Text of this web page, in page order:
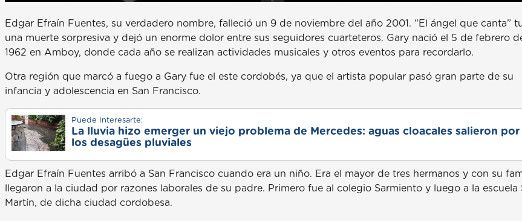
Edgar Efraín Fuentes, su verdadero nombre, falleció un 9 de noviembre del año 2001. “El ángel que canta”
una muerte sorpresiva y dejó un enorme dolor entre sus seguidores cuarteteros. Gary nació el 5 de febrero
1962 en Amboy, donde cada año se realizan actividades musicales y otros eventos para recordarlo.
Otra región que marcó a fuego a Gary fue el este cordobés, ya que el artista popular pasó gran parte de su
infancia y adolescencia en San Francisco.
Puede Interesarte:
La lluvia hizo emerger un viejo problema de Mercedes: aguas cloacales salieron por
los desagües pluviales
Edgar Efraín Fuentes arribó a San Francisco cuando era un niño. Era el mayor de tres hermanos y con su
llegaron a la ciudad por razones laborales de su padre. Primero fue al colegio Sarmiento y luego a la escuela
Martín, de dicha ciudad cordobesa.